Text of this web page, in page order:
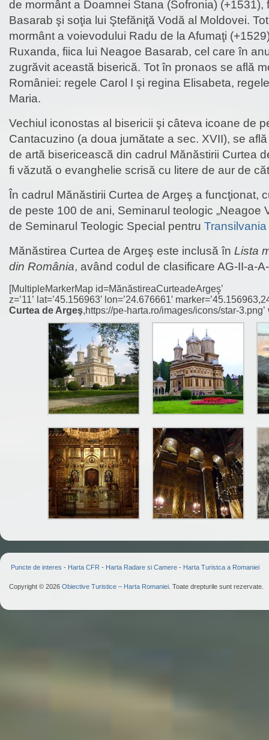
de mormânt a Doamnei Stana (Sofronia) (+1531),
Basarab şi soţia lui Ştefăniţă Vodă al Moldovei.
mormânt a voievodului Radu de la Afumaţi
Ruxanda, fiica lui Neagoe Basarab, cel care în
zugrăvit această biserică. Tot în pronaos se află
României: regele Carol I şi regina Elisabeta,
Maria.
Vechiul iconostas al bisericii şi câteva icoane de
Cantacuzino (a doua jumătate a sec. XVII), se
de artă bisericească din cadrul Mănăstirii Curtea
fi văzută o evanghelie scrisă cu litere de aur de
În cadrul Mănăstirii Curtea de Argeş a funcţionat,
de peste 100 de ani, Seminarul teologic „Neagoe
de Seminarul Teologic Special pentru Transilvania
Mănăstirea Curtea de Argeş este inclusă în Lista
din România, având codul de clasificare AG-II-a-
[MultipleMarkerMap id=MănăstireaCurteadeArgeş’
z=’11’ lat=’45.156963′ lon=’24.676661′
Curtea de Argeş,https://pe-harta.ro/images/icons/star-3.png’
Puncte de interes - Harta CFR - Harta Radare si Camere - Harta Turistca a Romaniei
Copyright © 2026 Obiective Turistice – Harta Romaniei . Toate drepturile sunt rezervate.